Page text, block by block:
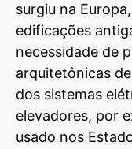
surgiu na
edificações
necessidade de
arquitetônicas
dos sistemas
elevadores, por
usado nos